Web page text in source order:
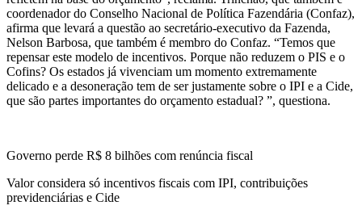
coordenador do Conselho Nacional de Política Fazendária (Confaz),
afirma que levará a questão ao secretário-executivo da Fazenda,
Nelson Barbosa, que também é membro do Confaz. “Temos que
repensar este modelo de incentivos. Porque não reduzem o PIS e o
Cofins? Os estados já vivenciam um momento extremamente
delicado e a desoneração tem de ser justamente sobre o IPI e a Cide,
que são partes importantes do orçamento estadual? ”, questiona.
Governo perde R$ 8 bilhões com renúncia fiscal
Valor considera só incentivos fiscais com IPI, contribuições
previdenciárias e Cide